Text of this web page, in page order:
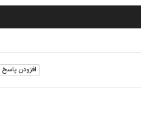
افزودن پاسخ